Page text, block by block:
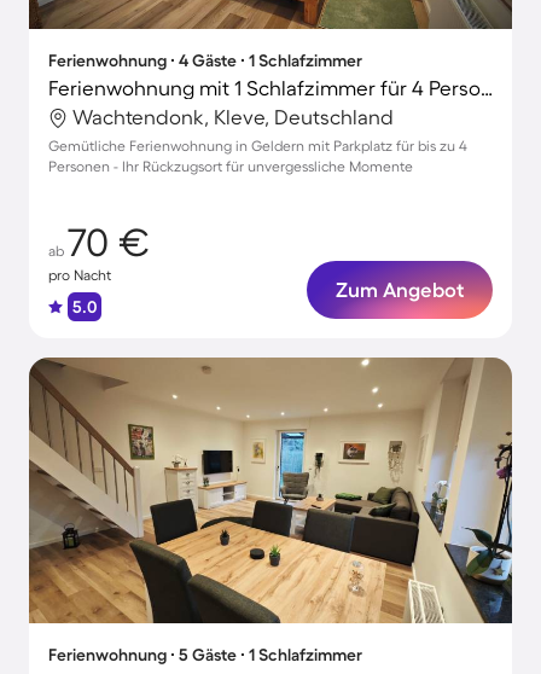
Ferienwohnung ∙ 4 Gäste ∙ 1 Schlafzimmer
Ferienwohnung mit 1 Schlafzimmer für 4 Personen
Wachtendonk, Kleve, Deutschland
Gemütliche Ferienwohnung in Geldern mit Parkplatz für bis zu 4
Personen - Ihr Rückzugsort für unvergessliche Momente
ab 70 €
pro Nacht
5.0
Zum Angebot
Ferienwohnung ∙ 5 Gäste ∙ 1 Schlafzimmer